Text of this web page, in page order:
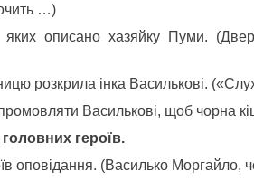
…)
яких описано хазяйку Пуми.
розкрила інка Василькові.
Василькові, щоб чорна
героїв.
оповідання. (Василько Моргайло,